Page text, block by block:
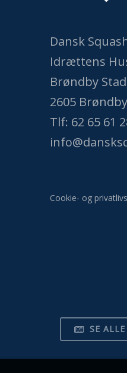
Dansk
Idrættens
Brøndby
2605 Brøndby
Tlf: 62 65 61
Cookie- og
SE